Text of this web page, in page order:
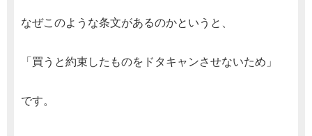
なぜこのような条文があるのかというと、
「買うと約束したものをドタキャンさせないため」
です。